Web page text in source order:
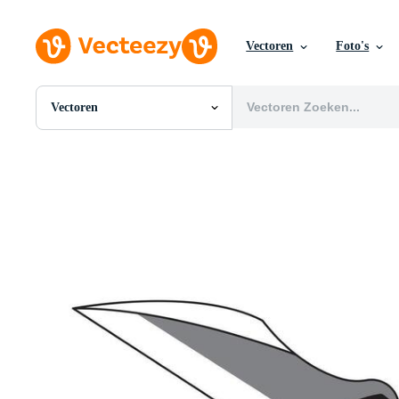
Vectoren Foto's
Vectoren
Alle Afbeeldingen
Redactionele Evenementen